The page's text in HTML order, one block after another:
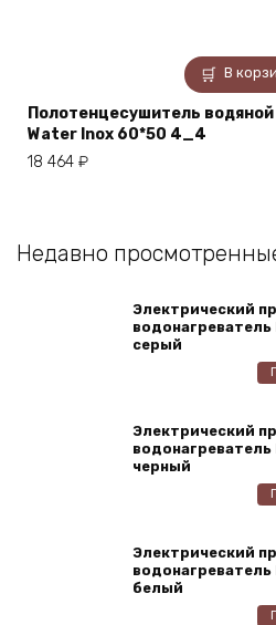
В
Полотенцесушитель
Water Inox 60*50 4_4
18 464 ₽
Недавно
Электрический
водонагреватель
серый
Электрический
водонагреватель
черный
Электрический
водонагреватель
белый